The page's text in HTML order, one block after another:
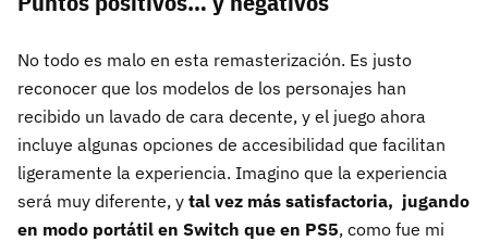
No todo es malo en esta remasterización. Es justo
reconocer que los modelos de los personajes han
recibido un lavado de cara decente, y el juego ahora
incluye algunas opciones de accesibilidad que facilitan
ligeramente la experiencia. Imagino que la experiencia
será muy diferente, y tal vez más satisfactoria, jugando
en modo portátil en Switch que en PS5, como fue mi